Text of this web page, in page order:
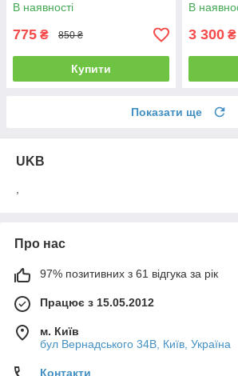
В наявності
775 ₴ 850 ₴
Купити
В
3 300 ₴
Показати ще
UKB
Про нас
97% позитивних з 61 відгука за рік
Працює з 15.05.2012
м. Київ
бул Вернадського 34В, Київ, Україна
Контакти